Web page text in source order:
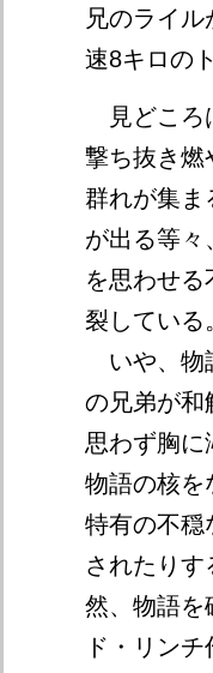
兄のライ
速8キロの
見どころ
撃ち抜き燃
群れが集ま
が出る等々
を思わせ
裂している
いや、物
の兄弟が和
思わず胸に
物語の核を
特有の不穏
されたり
然、物語を
ド・リン